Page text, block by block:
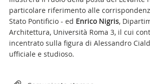
particolare riferimento alle
Stato Pontificio - ed Enrico Nigris,
Architettura, Università Roma 3, il cui
incentrato sulla figura di Alessandro
ufficiale e studioso.